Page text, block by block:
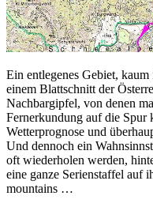
Ein entlegenes Gebiet,
einem Blattschnitt der
Nachbargipfel, von denen
Fernerkundung auf die Spur
Wetterprognose und
Und dennoch ein
oft wiederholen werden,
eine ganze Serienstaffel auf
mountains …